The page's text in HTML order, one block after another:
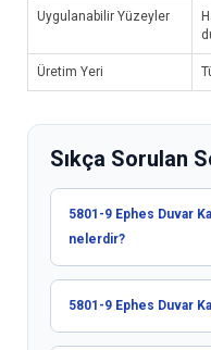
Uygulanabilir Yüzeyler
Üretim Yeri
Sıkça Sorulan
5801-9 Ephes Duvar
nelerdir?
5801-9 Ephes Duvar